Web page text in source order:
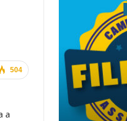
504
a